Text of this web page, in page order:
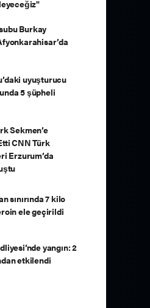
Burkay
uyuşturucu
5 şüpheli
Sekmen’e
CNN Türk
Erzurum’da
sınırında 7 kilo
ele geçirildi
yangın: 2
etkilendi